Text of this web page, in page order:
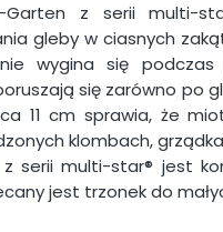
Garten z serii
gleby w ciasnych
wygina się
się zarówno po
11 cm sprawia, że
klombach,
z serii multi-star® jest
jest trzonek do